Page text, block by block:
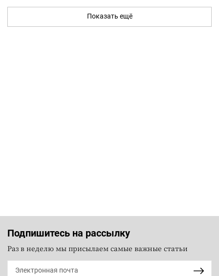
Показать ещё
Подпишитесь на рассылку
Раз в неделю мы присылаем самые важные статьи